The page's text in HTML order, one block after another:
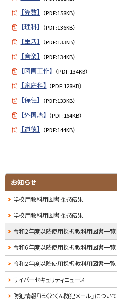
【算数】 （PDF:158KB）
【理科】 （PDF:136KB）
【生活】 （PDF:133KB）
【音楽】 （PDF:134KB）
【図画工作】 （PDF:134KB）
【家庭科】 （PDF:128KB）
【保健】 （PDF:133KB）
【外国語】 （PDF:164KB）
【道徳】 （PDF:144KB）
プ
に
戻
サ
イ
ド
・
メ
ニ
ュ
ー
お知らせ
学校用教科用図書採択結果
学校用教科用図書採択結果
令和2年度以降使用採択教科用図書一覧
令和6年度以降使用採択教科用図書一覧
令和2年度以降使用採択教科用図書一覧
サイバーセキュリティニュース
防犯情報「ほくとくん防犯メール」について